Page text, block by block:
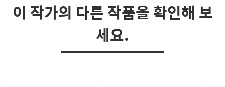
이 작가의 다른 작품을 확인해 보
세요.